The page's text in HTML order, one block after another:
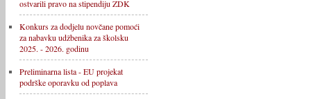
ostvarili pravo na stipendiju ZDK
Konkurs za dodjelu novčane pomoći
za nabavku udžbenika za školsku
2025. - 2026. godinu
Preliminarna lista - EU projekat
podrške oporavku od poplava